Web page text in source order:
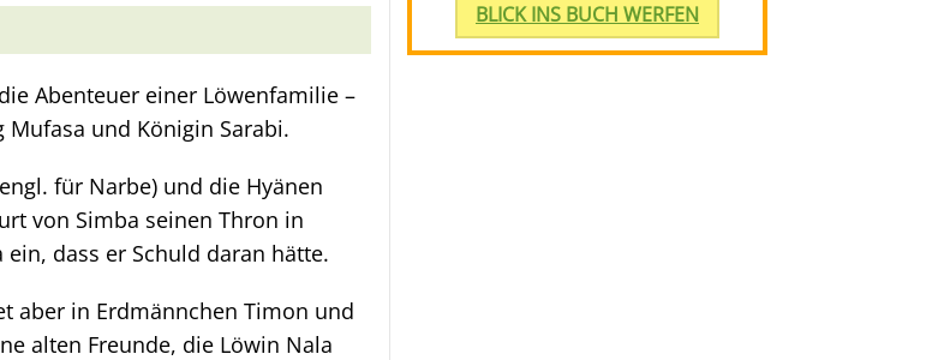
Abenteuer einer Löwenfamilie –
und Königin Sarabi.
für Narbe) und die Hyänen
von Simba seinen Thron in
dass er Schuld daran hätte.
aber in Erdmännchen Timon und
alten Freunde, die Löwin Nala
BLICK INS BUCH WERFEN